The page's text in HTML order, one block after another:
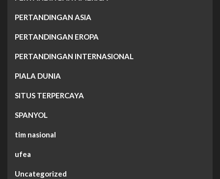
PERTANDINGAN ASIA
PERTANDINGAN EROPA
PERTANDINGAN INTERNASIONAL
PIALA DUNIA
SITUS TERPERCAYA
SPANYOL
tim nasional
ufea
Uncategorized